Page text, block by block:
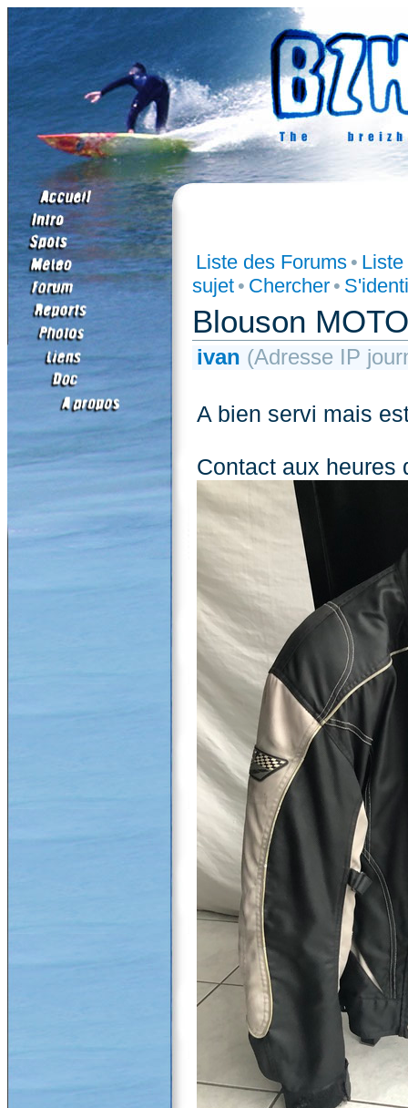
Liste des Forums •
sujet • Chercher •
Blouson
ivan (Adresse IP
A bien servi mais
Contact aux heures